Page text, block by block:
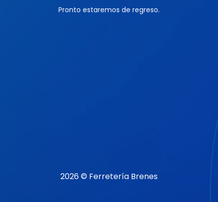
Pronto estaremos de regreso.
2026 © Ferretería Brenes